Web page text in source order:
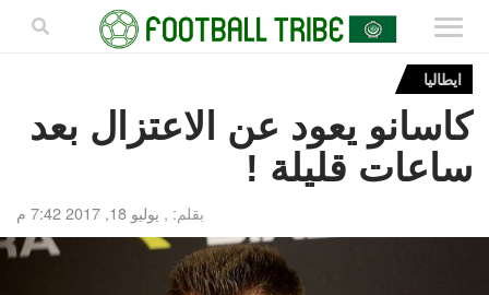
ايطاليا
كاسانو يعود عن الاعتزال بعد
ساعات قليلة !
بقلم: , يوليو 18, 2017 7:42 م